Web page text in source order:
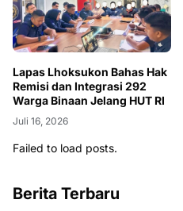
Lapas Lhoksukon Bahas Hak
Remisi dan Integrasi 292
Warga Binaan Jelang HUT RI
Juli 16, 2026
Failed to load posts.
Berita Terbaru